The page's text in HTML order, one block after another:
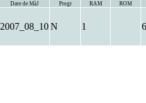
Date de MàJ Progr RAM ROM
2007_08_10N 1